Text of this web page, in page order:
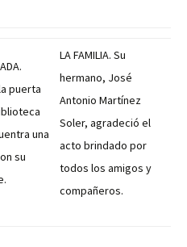
puerta
una
su
LA FAMILIA. Su
hermano, José
Antonio Martínez
Soler, agradeció el
acto brindado por
todos los amigos y
compañeros.